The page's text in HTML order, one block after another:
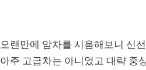
오랜만에 암차를 시음해보니 신
아주 고급차는 아니었고 대략 중